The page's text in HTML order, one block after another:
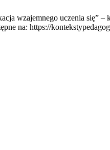
wzajemnego uczenia się”
na: https://